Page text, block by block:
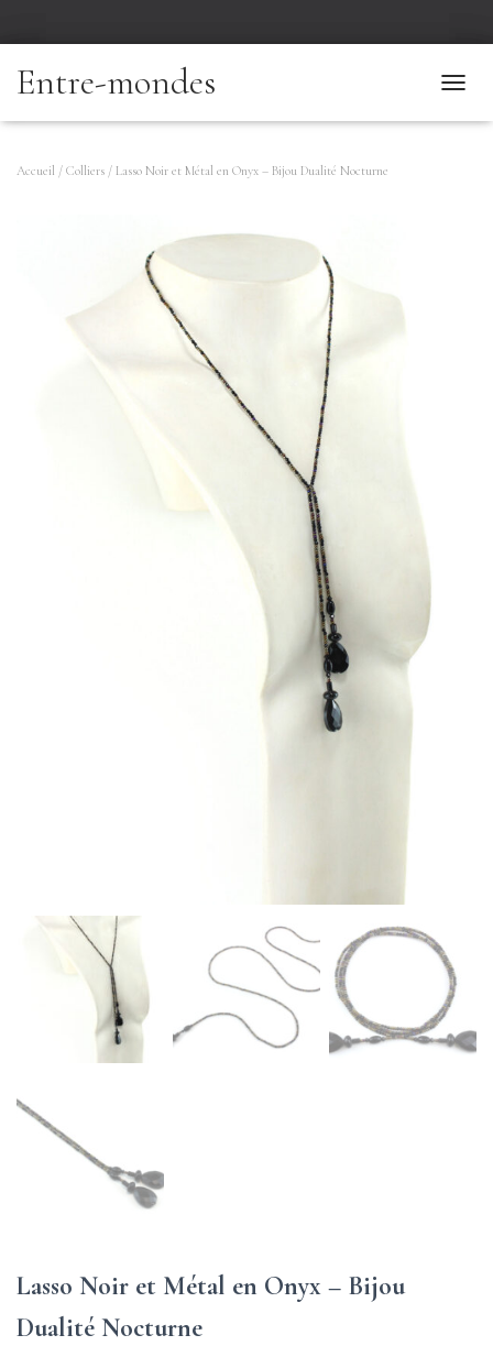
Entre-mondes
O
Accueil / Colliers / Lasso Noir et Métal en Onyx – Bijou Dualité Nocturne
Lasso Noir et Métal en Onyx – Bijou
Dualité Nocturne